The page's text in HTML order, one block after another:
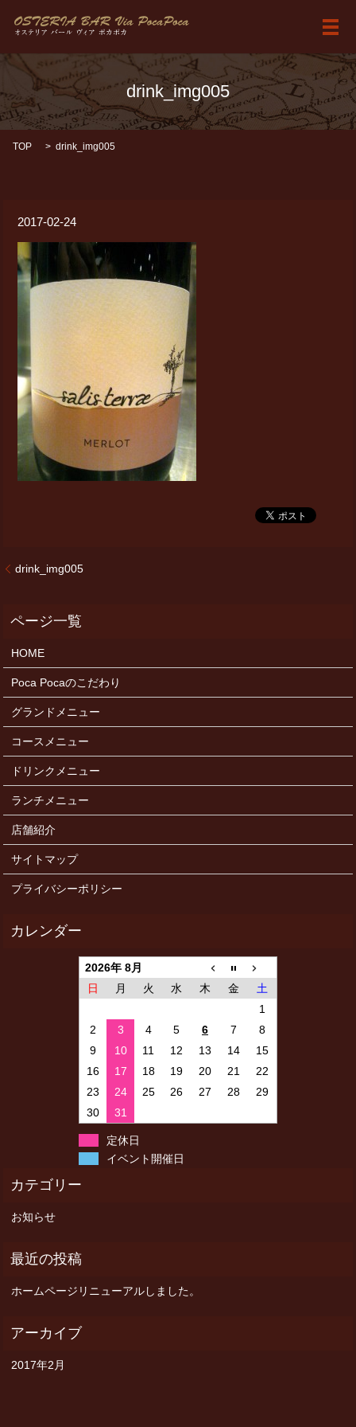
メ
drink_img005
TOP drink_img005
2017-02-24
drink_img005
HOME
Poca Pocaのこだわり
グランドメニュー
コースメニュー
ドリンクメニュー
ランチメニュー
店舗紹介
サイトマップ
プライバシーポリシー
2026年 8月
日
月 火 水 木 金
土
1
2
3 4 5 6 7
8
9
10 11 12 13 14
15
16
17 18 19 20 21
22
23
24 25 26 27 28
29
30
31
定休日
イベント開催日
お知らせ
ホームページリニューアルしました。
2017年2月